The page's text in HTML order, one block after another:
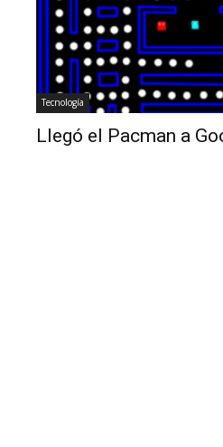
Tecnología
Llegó el Pacman a